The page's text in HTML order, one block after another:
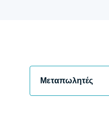
Μεταπωλητές